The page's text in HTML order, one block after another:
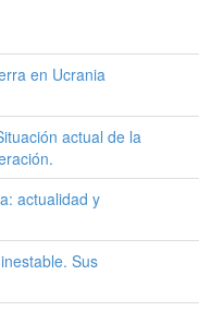
en Ucrania
actual de la
actualidad y
Sus